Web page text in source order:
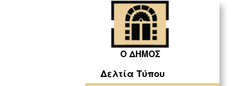
Ο ΔΗΜΟΣ
Δελτία Τύπου